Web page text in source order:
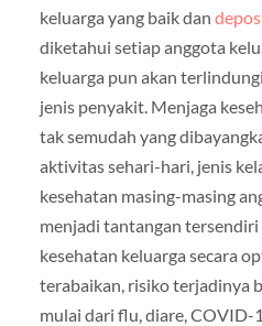
keluarga yang baik dan
diketahui setiap anggota
keluarga pun akan
jenis penyakit. Menjaga
tak semudah yang
aktivitas sehari-hari, jenis
kesehatan masing-masing
menjadi tantangan tersendiri
kesehatan keluarga secara
terabaikan, risiko terjadinya
mulai dari flu, diare, COVID-